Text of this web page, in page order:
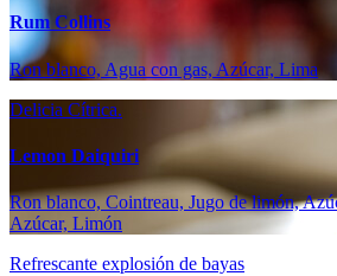
Rum Collins
Ron blanco, Agua con gas, Azúcar, Lima
Delicia Cítrica.
Lemon Daiquiri
Ron blanco, Cointreau, Jugo de limón,
Azúcar, Limón
Refrescante explosión de bayas